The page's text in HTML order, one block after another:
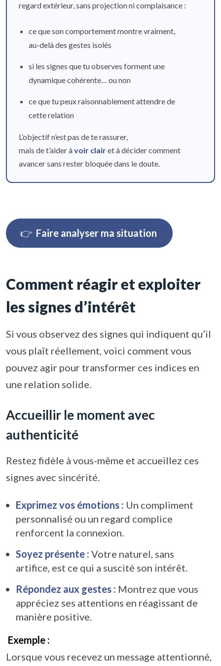
regard extérieur, sans projection ni complaisance :
ce que son comportement montre vraiment,
au-delà des gestes isolés
si les signes que tu observes forment une
dynamique cohérente… ou non
ce que tu peux raisonnablement attendre de
cette relation
L’objectif n’est pas de te rassurer,
mais de t’aider àvoir clairet à décider comment
avancer sans rester bloquée dans le doute.
👉 Faire analyser ma situation
Comment réagir et exploiter
les signes d’intérêt
Si vous observez des signes qui indiquent qu’il
vous plaît réellement, voici comment vous
pouvez agir pour transformer ces indices en
une relation solide.
Accueillir le moment avec
authenticité
Restez fidèle à vous-même et accueillez ces
signes avec sincérité.
Exprimez vos émotions : Un compliment
personnalisé ou un regard complice
renforcent la connexion.
Soyez présente : Votre naturel, sans
artifice, est ce qui a suscité son intérêt.
Répondez aux gestes : Montrez que vous
appréciez ses attentions en réagissant de
manière positive.
Exemple :
Lorsque vous recevez un message attentionné,